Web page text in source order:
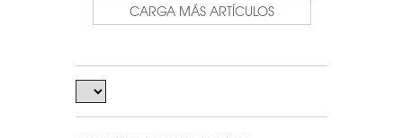
CARGA MÁS ARTÍCULOS